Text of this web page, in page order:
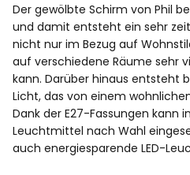
Der gewölbte Schirm von Phil
und damit entsteht ein sehr
nicht nur im Bezug auf
auf verschiedene Räume sehr
kann. Darüber hinaus entsteht
Licht, das von einem
Dank der E27-Fassungen kann
Leuchtmittel nach Wahl
auch energiesparende LED-